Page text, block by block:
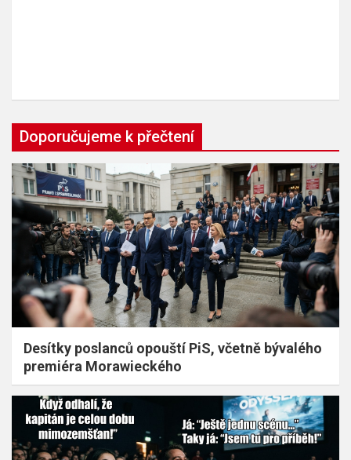
Doporučujeme k přečtení
Desítky poslanců opouští PiS, včetně bývalého
premiéra Morawieckého